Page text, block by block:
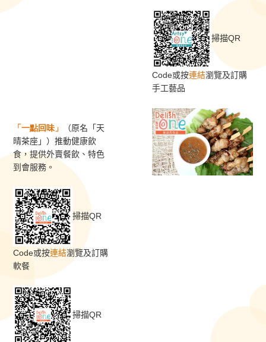
掃描QR
Code或按連結瀏覽及訂購
手工藝品
「一點回味 」 （原名「天
晴茶座」 ） 推動健康飲
食，提供外賣餐飲、特色
到會服務 。
掃描QR
Code或按連結瀏覽及訂購
軟餐
掃描QR